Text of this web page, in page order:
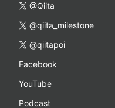
@Qiita
@qiita_milestone
@qiitapoi
Facebook
YouTube
Podcast